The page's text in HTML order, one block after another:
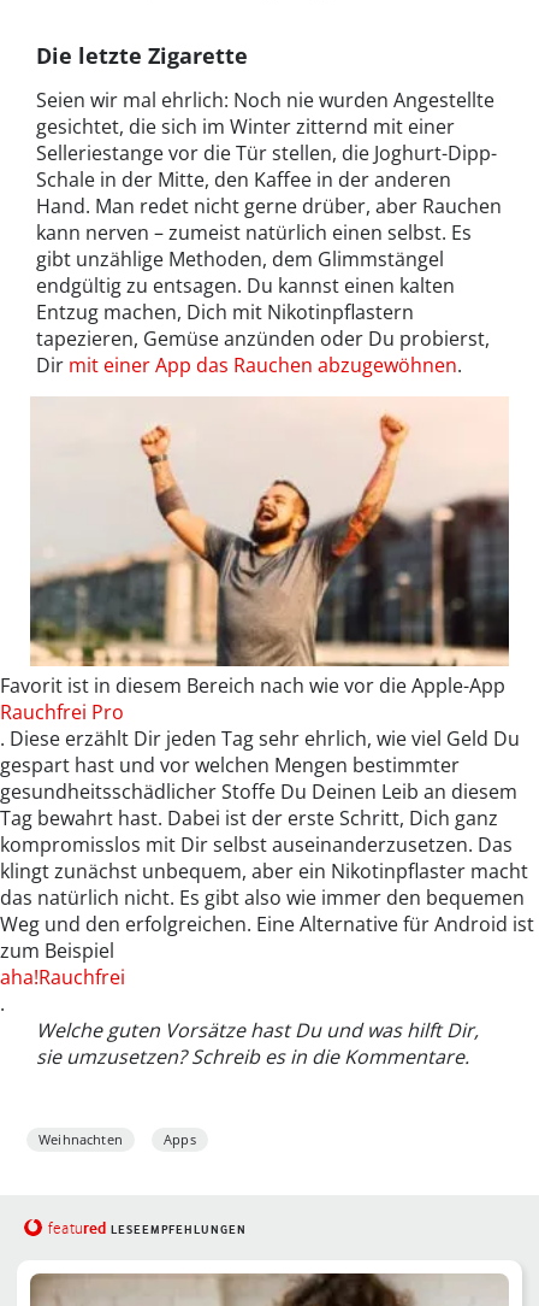
Die letzte Zigarette
Seien wir mal ehrlich: Noch nie wurden Angestellte
gesichtet, die sich im Winter zitternd mit einer
Selleriestange vor die Tür stellen, die Joghurt-Dipp-
Schale in der Mitte, den Kaffee in der anderen
Hand. Man redet nicht gerne drüber, aber Rauchen
kann nerven – zumeist natürlich einen selbst. Es
gibt unzählige Methoden, dem Glimmstängel
endgültig zu entsagen. Du kannst einen kalten
Entzug machen, Dich mit Nikotinpflastern
tapezieren, Gemüse anzünden oder Du probierst,
Dir mit einer App das Rauchen abzugewöhnen.
Favorit ist in diesem Bereich nach wie vor die Apple-App
Rauchfrei Pro
. Diese erzählt Dir jeden Tag sehr ehrlich, wie viel Geld Du
gespart hast und vor welchen Mengen bestimmter
gesundheitsschädlicher Stoffe Du Deinen Leib an diesem
Tag bewahrt hast. Dabei ist der erste Schritt, Dich ganz
kompromisslos mit Dir selbst auseinanderzusetzen. Das
klingt zunächst unbequem, aber ein Nikotinpflaster macht
das natürlich nicht. Es gibt also wie immer den bequemen
Weg und den erfolgreichen. Eine Alternative für Android ist
zum Beispiel
aha!Rauchfrei
.
Welche guten Vorsätze hast Du und was hilft Dir,
sie umzusetzen? Schreib es in die Kommentare.
Weihnachten Apps
featured LESEEMPFEHLUNGEN